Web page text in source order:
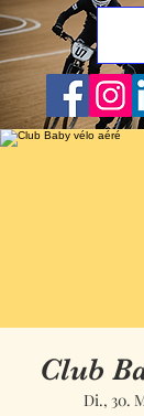
Club
Di., 30.